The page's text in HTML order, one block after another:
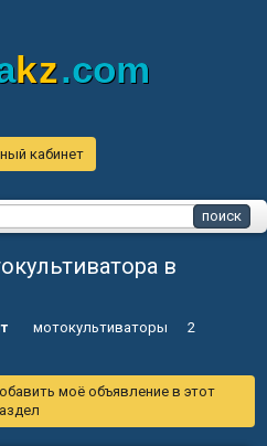
kz.com
кабинет
в
мотокультиваторы
2
моё объявление в этот